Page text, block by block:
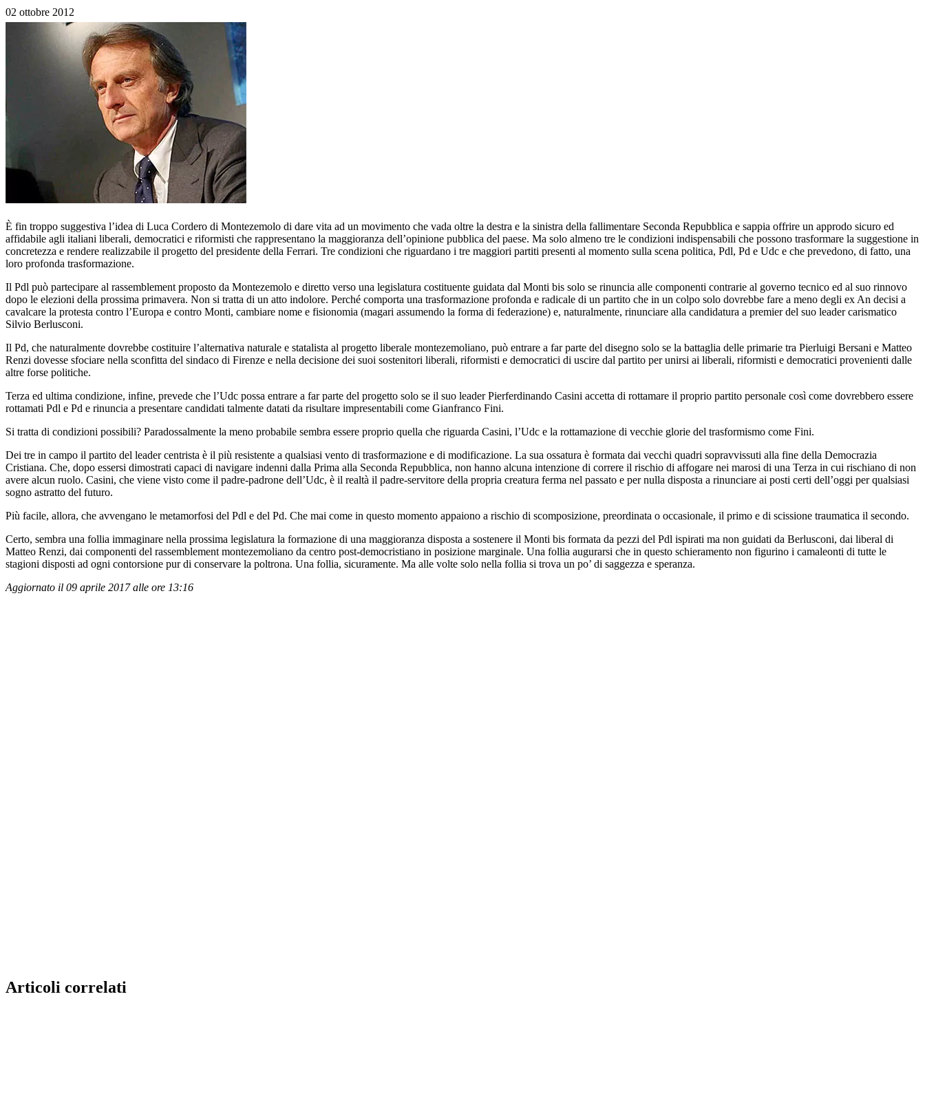
02 ottobre 2012
È fin troppo suggestiva l’idea di Luca Cordero di Montezemolo di dare vita ad un movimento che vada oltre la destra e la sinistra della fallimentare Seconda Repubblica e sappia offrire un approdo sicuro ed
affidabile agli italiani liberali, democratici e riformisti che rappresentano la maggioranza dell’opinione pubblica del paese. Ma solo almeno tre le condizioni indispensabili che possono trasformare la suggestione in
concretezza e rendere realizzabile il progetto del presidente della Ferrari. Tre condizioni che riguardano i tre maggiori partiti presenti al momento sulla scena politica, Pdl, Pd e Udc e che prevedono, di fatto, una
loro profonda trasformazione.
Il Pdl può partecipare al rassemblement proposto da Montezemolo e diretto verso una legislatura costituente guidata dal Monti bis solo se rinuncia alle componenti contrarie al governo tecnico ed al suo rinnovo
dopo le elezioni della prossima primavera. Non si tratta di un atto indolore. Perché comporta una trasformazione profonda e radicale di un partito che in un colpo solo dovrebbe fare a meno degli ex An decisi a
cavalcare la protesta contro l’Europa e contro Monti, cambiare nome e fisionomia (magari assumendo la forma di federazione) e, naturalmente, rinunciare alla candidatura a premier del suo leader carismatico
Silvio Berlusconi.
Il Pd, che naturalmente dovrebbe costituire l’alternativa naturale e statalista al progetto liberale montezemoliano, può entrare a far parte del disegno solo se la battaglia delle primarie tra Pierluigi Bersani e Matteo
Renzi dovesse sfociare nella sconfitta del sindaco di Firenze e nella decisione dei suoi sostenitori liberali, riformisti e democratici di uscire dal partito per unirsi ai liberali, riformisti e democratici provenienti dalle
altre forse politiche.
Terza ed ultima condizione, infine, prevede che l’Udc possa entrare a far parte del progetto solo se il suo leader Pierferdinando Casini accetta di rottamare il proprio partito personale così come dovrebbero essere
rottamati Pdl e Pd e rinuncia a presentare candidati talmente datati da risultare impresentabili come Gianfranco Fini.
Si tratta di condizioni possibili? Paradossalmente la meno probabile sembra essere proprio quella che riguarda Casini, l’Udc e la rottamazione di vecchie glorie del trasformismo come Fini.
Dei tre in campo il partito del leader centrista è il più resistente a qualsiasi vento di trasformazione e di modificazione. La sua ossatura è formata dai vecchi quadri sopravvissuti alla fine della Democrazia
Cristiana. Che, dopo essersi dimostrati capaci di navigare indenni dalla Prima alla Seconda Repubblica, non hanno alcuna intenzione di correre il rischio di affogare nei marosi di una Terza in cui rischiano di non
avere alcun ruolo. Casini, che viene visto come il padre-padrone dell’Udc, è il realtà il padre-servitore della propria creatura ferma nel passato e per nulla disposta a rinunciare ai posti certi dell’oggi per qualsiasi
sogno astratto del futuro.
Più facile, allora, che avvengano le metamorfosi del Pdl e del Pd. Che mai come in questo momento appaiono a rischio di scomposizione, preordinata o occasionale, il primo e di scissione traumatica il secondo.
Certo, sembra una follia immaginare nella prossima legislatura la formazione di una maggioranza disposta a sostenere il Monti bis formata da pezzi del Pdl ispirati ma non guidati da Berlusconi, dai liberal di
Matteo Renzi, dai componenti del rassemblement montezemoliano da centro post-democristiano in posizione marginale. Una follia augurarsi che in questo schieramento non figurino i camaleonti di tutte le
stagioni disposti ad ogni contorsione pur di conservare la poltrona. Una follia, sicuramente. Ma alle volte solo nella follia si trova un po’ di saggezza e speranza.
Aggiornato il 09 aprile 2017 alle ore 13:16
Articoli correlati